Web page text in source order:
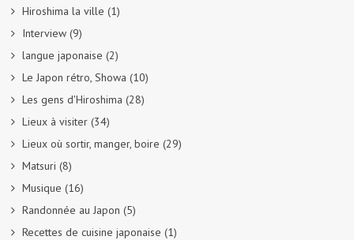
Hiroshima la ville (1)
Interview (9)
langue japonaise (2)
Le Japon rétro, Showa (10)
Les gens d'Hiroshima (28)
Lieux à visiter (34)
Lieux où sortir, manger, boire (29)
Matsuri (8)
Musique (16)
Randonnée au Japon (5)
Recettes de cuisine japonaise (1)